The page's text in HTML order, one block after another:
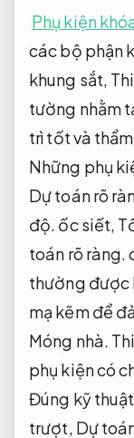
Phụ kiện
các bộ phận
khung sắt,
tường nhằm
trì tốt và
Những phụ
Dự toán rõ
độ. ốc siết,
toán rõ ràng.
thường được
mạ kẽm để
Móng nhà.
phụ kiện có
Đúng kỹ
trượt, Dự